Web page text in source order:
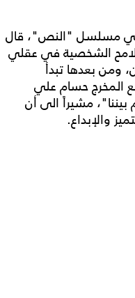
مسلسل "النص"، قال
الشخصية في عقلي
ومن بعدها تبدأ
المخرج حسام علي
بيننا"، مشيراً الى أن
والإبداع.